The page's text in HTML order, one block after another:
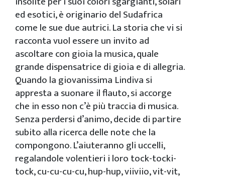
ed esotici, è originario del Sudafrica
come le sue due autrici. La storia che vi si
racconta vuol essere un invito ad
ascoltare con gioia la musica, quale
grande dispensatrice di gioia e di allegria.
Quando la giovanissima Lindiva si
appresta a suonare il flauto, si accorge
che in esso non c’è più traccia di musica.
Senza perdersi d’animo, decide di partire
subito alla ricerca delle note che la
compongono. L’aiuteranno gli uccelli,
regalandole volentieri i loro tock-tocki-
tock, cu-cu-cu-cu, hup-hup, viiviio, vit-vit,